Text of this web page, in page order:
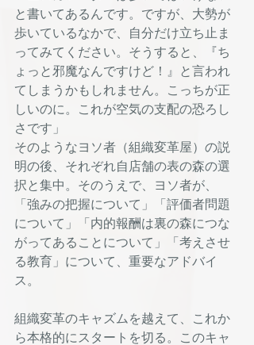
と書いてあるんです。ですが、大勢が
歩いているなかで、自分だけ立ち止ま
ってみてください。そうすると、『ち
ょっと邪魔なんですけど！』と言われ
てしまうかもしれません。こっちが正
しいのに。これが空気の支配の恐ろし
さです」
そのようなヨソ者（組織変革屋）の説
明の後、それぞれ自店舗の表の森の選
択と集中。そのうえで、ヨソ者が、
「強みの把握について」「評価者問題
について」「内的報酬は裏の森につな
がってあることについて」「考えさせ
る教育」について、重要なアドバイ
ス。
組織変革のキャズムを越えて、これか
ら本格的にスタートを切る。このキャ